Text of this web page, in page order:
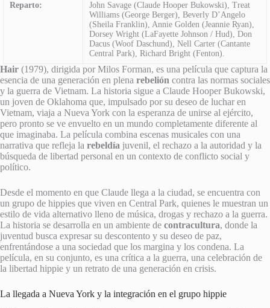
Reparto:
John Savage (Claude Hooper Bukowski), Treat
Williams (George Berger), Beverly D’Angelo
(Sheila Franklin), Annie Golden (Jeannie Ryan),
Dorsey Wright (LaFayette Johnson / Hud), Don
Dacus (Woof Daschund), Nell Carter (Cantante
Central Park), Richard Bright (Fenton).
Hair (1979), dirigida por Milos Forman, es una película que captura la
esencia de una generación en plena rebelión contra las normas sociales
y la guerra de Vietnam. La historia sigue a Claude Hooper Bukowski,
un joven de Oklahoma que, impulsado por su deseo de luchar en
Vietnam, viaja a Nueva York con la esperanza de unirse al ejército,
pero pronto se ve envuelto en un mundo completamente diferente al
que imaginaba. La película combina escenas musicales con una
narrativa que refleja la rebeldía juvenil, el rechazo a la autoridad y la
búsqueda de libertad personal en un contexto de conflicto social y
político.
Desde el momento en que Claude llega a la ciudad, se encuentra con
un grupo de hippies que viven en Central Park, quienes le muestran un
estilo de vida alternativo lleno de música, drogas y rechazo a la guerra.
La historia se desarrolla en un ambiente de contracultura, donde la
juventud busca expresar su descontento y su deseo de paz,
enfrentándose a una sociedad que los margina y los condena. La
película, en su conjunto, es una crítica a la guerra, una celebración de
la libertad hippie y un retrato de una generación en crisis.
La llegada a Nueva York y la integración en el grupo hippie